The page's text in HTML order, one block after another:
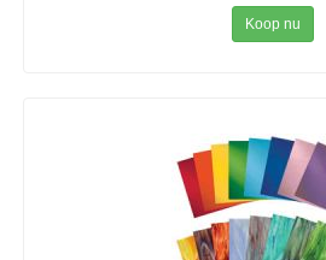
Koop nu